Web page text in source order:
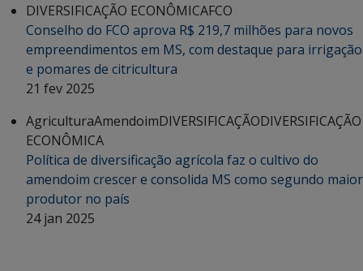
DIVERSIFICAÇÃO ECONÔMICAFCO
Conselho do FCO aprova R$ 219,7 milhões para novos
empreendimentos em MS, com destaque para irrigação
e pomares de citricultura
21 fev 2025
AgriculturaAmendoimDIVERSIFICAÇÃODIVERSIFICAÇÃO
ECONÔMICA
Política de diversificação agrícola faz o cultivo do
amendoim crescer e consolida MS como segundo maior
produtor no país
24 jan 2025